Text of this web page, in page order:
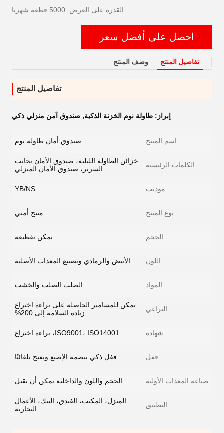
القدرة على العرض: 5000 قطعة شهريا
احصل على أفضل سعر
تفاصيل المنتج وصف المنتج
تفاصيل المنتج
إبراز: طاولة نوم الخزنة الذكية, صندوق آمن منزلي ذكي
اسم المنتج: صندوق أمان طاولة نوم
الكلمات الرئيسية:
خزائن الطاولة الليلية، صندوق الأمان بجانب
السرير، صندوق الأمان المنزلي
موديت: YB/NS
نوع المنتج: منتج أمني
الحجم: يمكن تقطيعه
اللون: الأبيض والرمادي وتصنيع المعدات الأصلية
المواد: الصلب الصلب والخشب
البراغي:
يمكن للمسامير الحاصلة على براءة اختراع
زيادة السلامة إلى 200%
شهادة: ISO9001، ISO14001، براءة اختراع
قفل: قفل ذكي ببصمة الإصبع ويفتح تلقائيًا
صناعة المعدات الأولية: الحجم واللون والداخلية يمكن أن تقبل
التطبيق:
المنزل، المكتب، الفندق، البنك، الأعمال
التجارية